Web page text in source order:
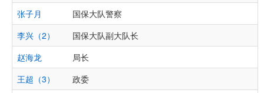
张子月
国保大队警察
李兴（2）
国保大队副大队长
赵海龙
局长
王超（3）
政委